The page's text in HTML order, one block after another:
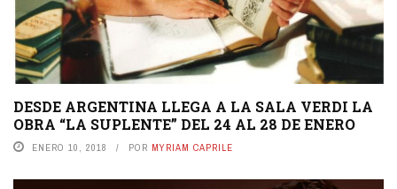
DESDE ARGENTINA LLEGA A LA SALA VERDI LA
OBRA “LA SUPLENTE” DEL 24 AL 28 DE ENERO
ENERO 10, 2018 POR MYRIAM CAPRILE